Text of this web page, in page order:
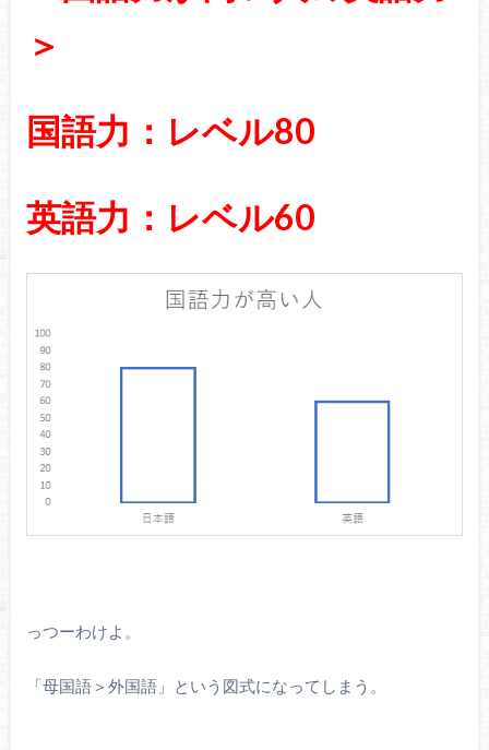
＞
国語力：レベル80
英語力：レベル60
っつーわけよ。
「母国語＞外国語」という図式になってしまう。